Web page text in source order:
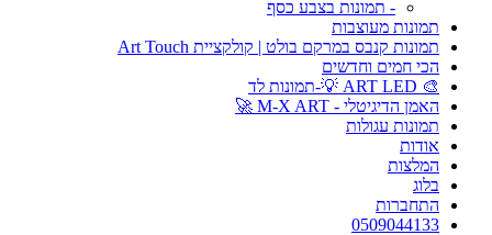
- תמונות בצבע כסף
תמונות מעוצבות
תמונות קנבס במרקם בולט | קולקציית Art Touch
הכי חמים וחדשים
🎨 ART LED 💡-תמונות לד
האמן הדיגיטלי - M-X ART 🚀
תמונות עגולות
אודות
המלצות
בלוג
התחברות
0509044133